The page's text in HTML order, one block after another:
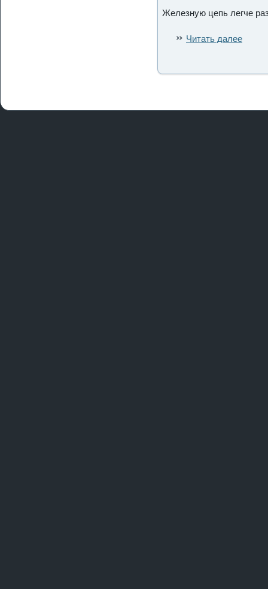
Железную цепь легче
Читать далее